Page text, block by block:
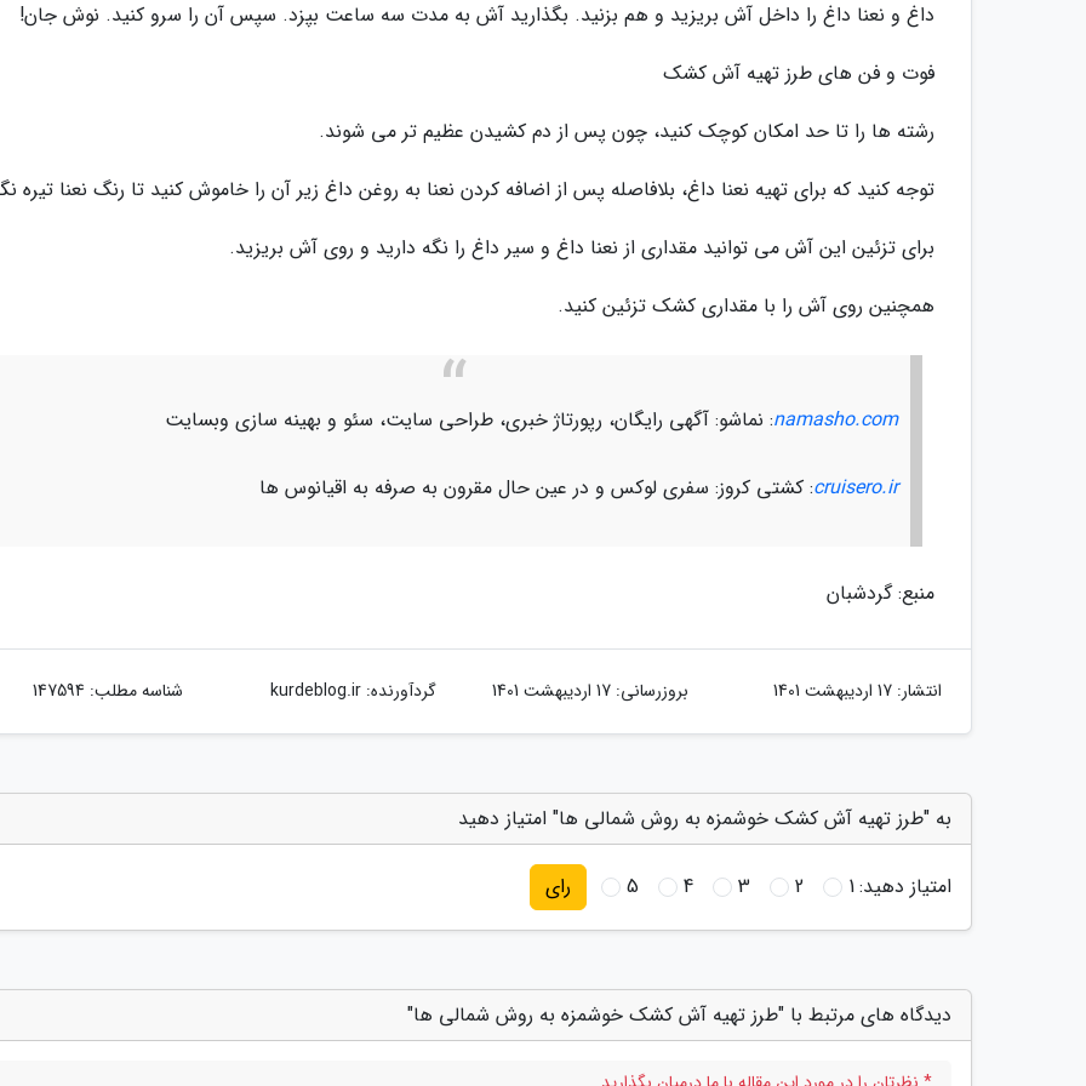
داغ و نعنا داغ را داخل آش بریزید و هم بزنید. بگذارید آش به مدت سه ساعت بپزد. سپس آن را سرو کنید. نوش جان!
فوت و فن های طرز تهیه آش کشک
رشته ها را تا حد امکان کوچک کنید، چون پس از دم کشیدن عظیم تر می شوند.
توجه کنید که برای تهیه نعنا داغ، بلافاصله پس از اضافه کردن نعنا به روغن داغ زیر آن را خاموش کنید تا رنگ نعنا تیره
برای تزئین این آش می توانید مقداری از نعنا داغ و سیر داغ را نگه دارید و روی آش بریزید.
همچنین روی آش را با مقداری کشک تزئین کنید.
namasho.com: نماشو: آگهی رایگان، رپورتاژ خبری، طراحی سایت، سئو و بهینه سازی وبسایت
cruisero.ir: کشتی کروز: سفری لوکس و در عین حال مقرون به صرفه به اقیانوس ها
منبع: گردشبان
انتشار: 17 اردیبهشت 1401 بروزرسانی: 17 اردیبهشت 1401 گردآورنده:kurdeblog.ir شناسه مطلب: 147594
به "طرز تهیه آش کشک خوشمزه به روش شمالی ها" امتیاز دهید
امتیاز دهید:1
2
3
4
5 رای
دیدگاه های مرتبط با "طرز تهیه آش کشک خوشمزه به روش شمالی ها"